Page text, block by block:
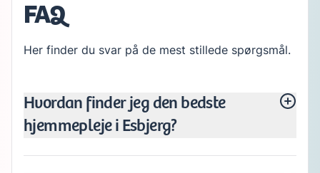
FAQ
Her finder du svar på de mest stillede spørgsmål.
Hvordan finder jeg den bedste
hjemmepleje i Esbjerg?